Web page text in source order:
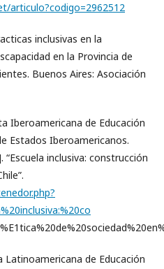
articulo?codigo=2962512
inclusivas en la
en la Provincia de
Buenos Aires: Asociación
Iberoamericana de Educación
Estados Iberoamericanos.
inclusiva: construcción
Latinoamericana de Educación